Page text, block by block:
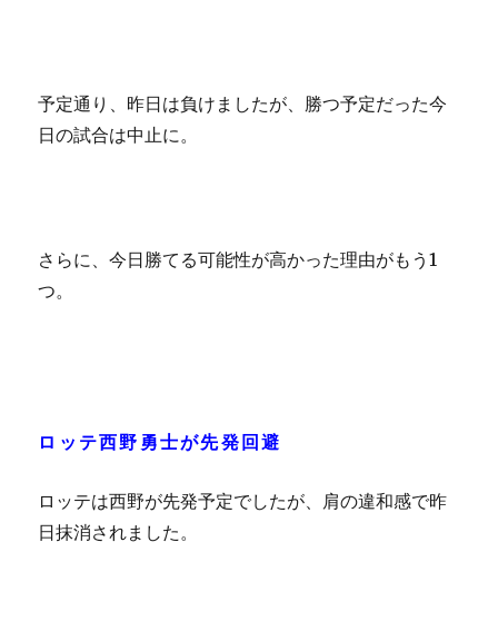
予定通り、昨日は負けましたが、勝つ予定だった今
日の試合は中止に。
さらに、今日勝てる可能性が高かった理由がもう1
つ。
ロッテ西野勇士が先発回避
ロッテは西野が先発予定でしたが、肩の違和感で昨
日抹消されました。